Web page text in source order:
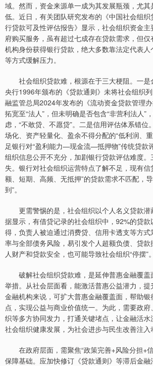
域。然而，资金来源单一成为其发展瓶颈，尤
低。近日，有关团队研究发布的《中国社会组
行贷款可及性评估报告》显示，社会组织资金
府购买服务，虽有超过七成存在贷款需求，但
机构身份获得银行贷款，绝大多数靠法定代表
等方式缓解压力。
社会组织贷款难，根源在于三大梗阻。一是
央行1996年颁布的《贷款通则》未将社会组织
融监管总局2024年发布的《流动资金贷款管理
拓宽至“法人”，但未明确是否包含“非营利法人”
虑，“不敢贷、不愿贷”。二是信用评估体系错位
场化、资产轻量化、盈余不得分配的“低利润、
足银行对“盈利能力—现金流—抵押物”传统贷款
组织信息公开不充分，加剧银行贷款评估难度
失。银行对社会组织运营特点了解不足，现有信
额、短期、高频、无抵押”的贷款需求不匹配，
到”。
更需警惕的是，社会组织以个人名义贷款
据显示，有借贷记录的社会组织中，92%的贷
得，负责人被迫通过消费贷、信用卡透支等方
率与全部债务风险，易引发个人超额负债、贷
人财产和贷款安全，也可能导致社会组织“停摆”。
破解社会组织贷款难，是延伸普惠金融覆
举措。从社会层面看，能激活普惠公益潜力，
金融机构来说，可扩大普惠金融覆盖面，帮助
点，实现公益与商业价值统一。为此，需要政
织等多方协同发力，打通关键堵点，让金融活水
社会组织健康发展，为社会进步与民生改善注入
在政府层面，需聚焦“政策完善+风险分担+
保障基础。应加快修订《贷款通则》等滞后金融